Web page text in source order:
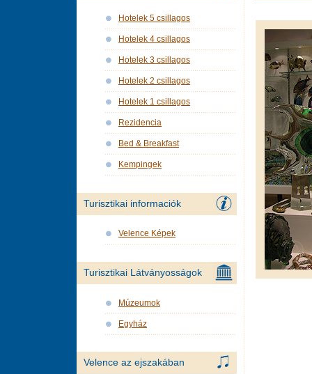
Hotelek 5 csillagos
Hotelek 4 csillagos
Hotelek 3 csillagos
Hotelek 2 csillagos
Hotelek 1 csillagos
Rezidencia
Bed & Breakfast
Kempingek
Turisztikai informaciók
Velence Képek
Turisztikai Látványosságok
Múzeumok
Egyház
Velence az ejszakában